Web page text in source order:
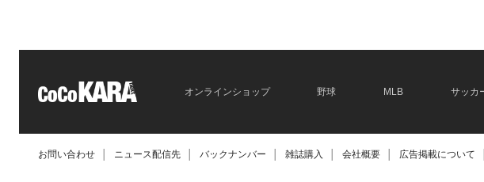
オンラインショップ 野球 MLB サッカ
お問い合わせ ニュース配信先 バックナンバー 雑誌購入 会社概要 広告掲載について